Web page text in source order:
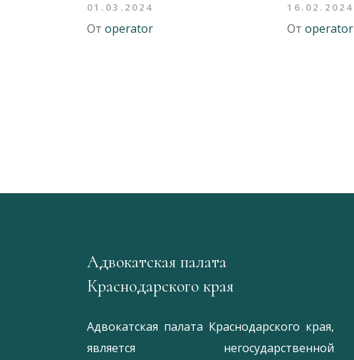
01.03.2024
От operator
16.02.2024
От operator
Адвокатская палата
Краснодарского края
Адвокатская палата Краснодарского края,
является негосударственной